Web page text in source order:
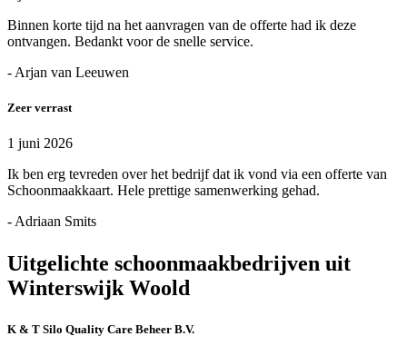
Binnen korte tijd na het aanvragen van de offerte had ik deze
ontvangen. Bedankt voor de snelle service.
- Arjan van Leeuwen
Zeer verrast
1 juni 2026
Ik ben erg tevreden over het bedrijf dat ik vond via een offerte van
Schoonmaakkaart. Hele prettige samenwerking gehad.
- Adriaan Smits
Uitgelichte schoonmaakbedrijven uit
Winterswijk Woold
K & T Silo Quality Care Beheer B.V.